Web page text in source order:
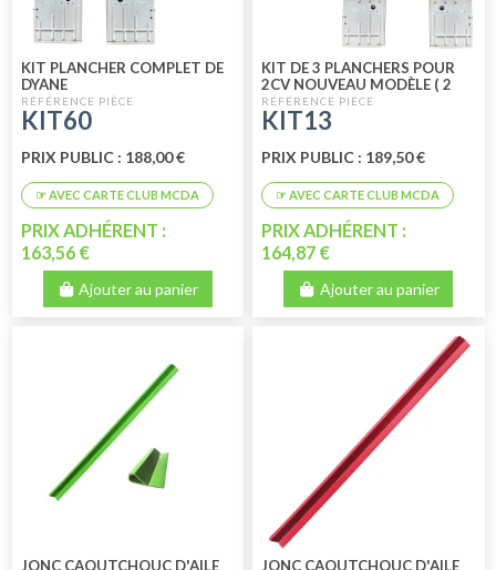
KIT PLANCHER COMPLET DE
DYANE
KIT60
PRIX PUBLIC : 188,00 €
PRIX ADHÉRENT :
163,56 €
Ajouter au panier
KIT DE 3 PLANCHERS POUR
2CV NOUVEAU MODÈLE ( 2
LATÉRAUX + 1 PÉDALE) DE 70
A 90
KIT13
PRIX PUBLIC : 189,50 €
PRIX ADHÉRENT :
164,87 €
Ajouter au panier
JONC CAOUTCHOUC D'AILE
JONC CAOUTCHOUC D'AILE